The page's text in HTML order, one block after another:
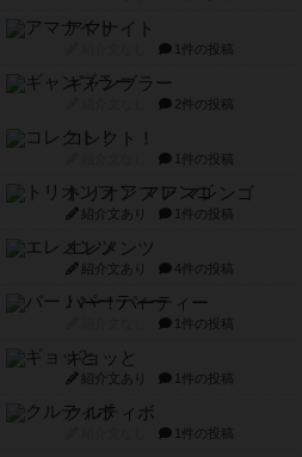
アマナイト
1件の投稿
ギャンブラー
2件の投稿
コレクト！
1件の投稿
トリオンフ ア マレンゴ
紹介文あり 1件の投稿
エレメンツ
紹介文あり 4件の投稿
バー！パーティー
1件の投稿
ギョッと
紹介文あり 1件の投稿
クルティボ
1件の投稿